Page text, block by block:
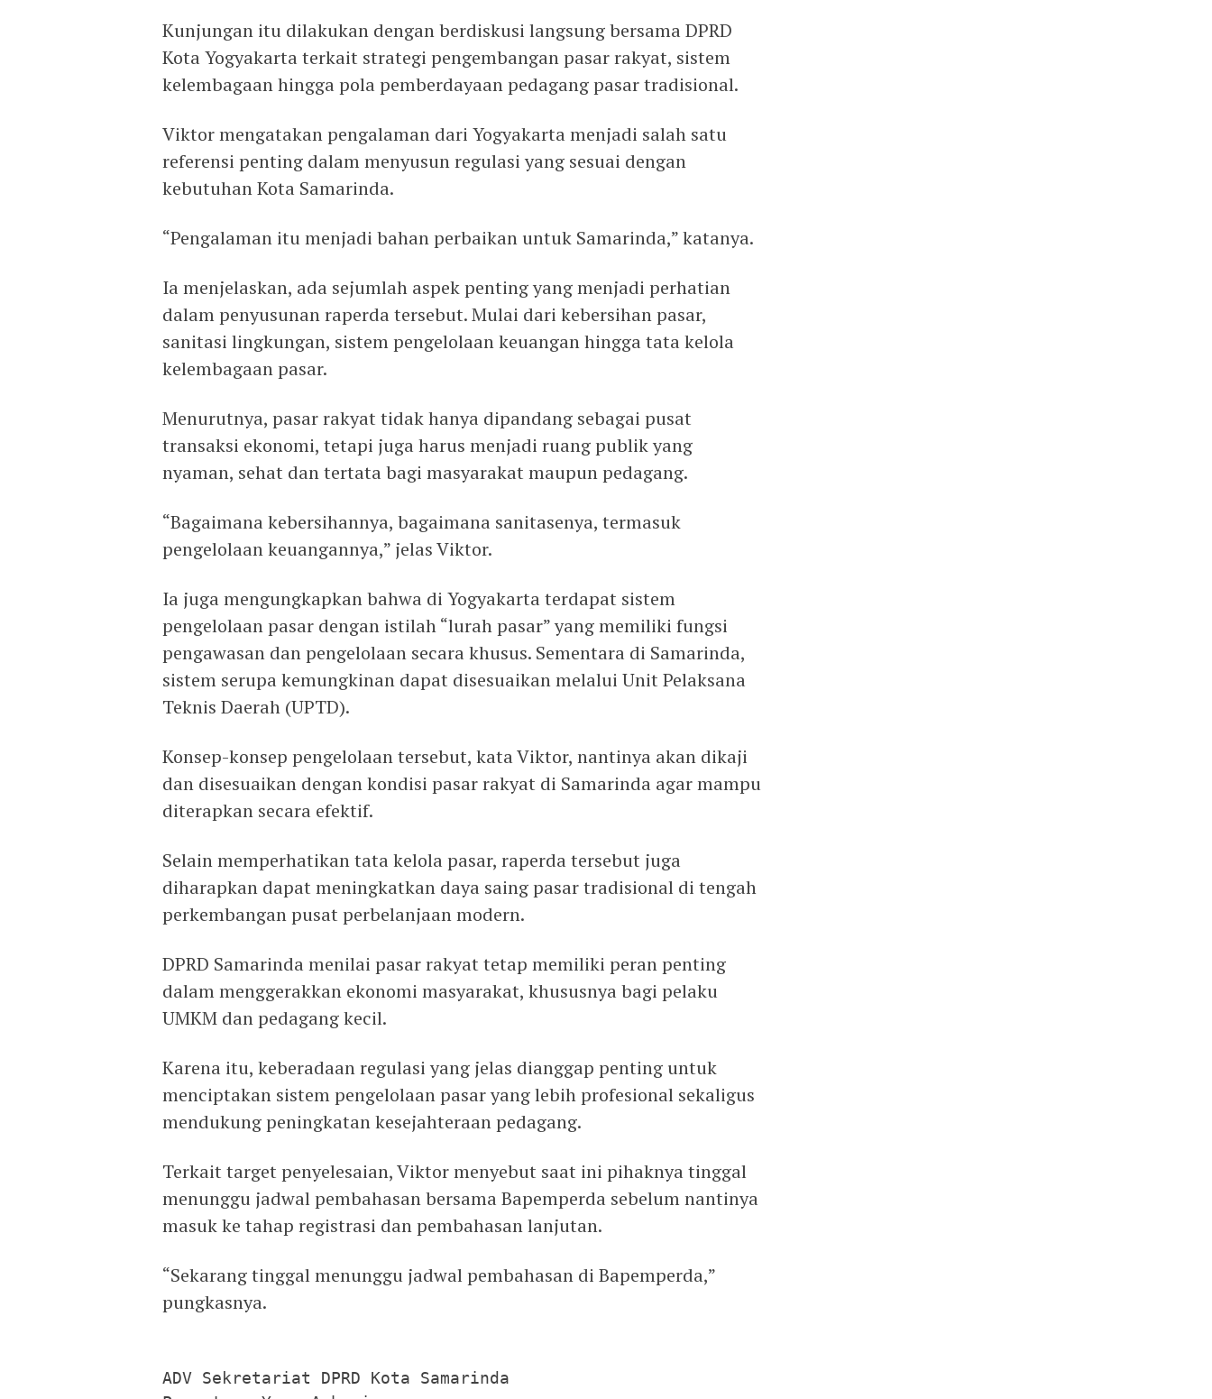
Kunjungan itu dilakukan dengan berdiskusi langsung bersama DPRD
Kota Yogyakarta terkait strategi pengembangan pasar rakyat, sistem
kelembagaan hingga pola pemberdayaan pedagang pasar tradisional.
Viktor mengatakan pengalaman dari Yogyakarta menjadi salah satu
referensi penting dalam menyusun regulasi yang sesuai dengan
kebutuhan Kota Samarinda.
“Pengalaman itu menjadi bahan perbaikan untuk Samarinda,” katanya.
Ia menjelaskan, ada sejumlah aspek penting yang menjadi perhatian
dalam penyusunan raperda tersebut. Mulai dari kebersihan pasar,
sanitasi lingkungan, sistem pengelolaan keuangan hingga tata kelola
kelembagaan pasar.
Menurutnya, pasar rakyat tidak hanya dipandang sebagai pusat
transaksi ekonomi, tetapi juga harus menjadi ruang publik yang
nyaman, sehat dan tertata bagi masyarakat maupun pedagang.
“Bagaimana kebersihannya, bagaimana sanitasenya, termasuk
pengelolaan keuangannya,” jelas Viktor.
Ia juga mengungkapkan bahwa di Yogyakarta terdapat sistem
pengelolaan pasar dengan istilah “lurah pasar” yang memiliki fungsi
pengawasan dan pengelolaan secara khusus. Sementara di Samarinda,
sistem serupa kemungkinan dapat disesuaikan melalui Unit Pelaksana
Teknis Daerah (UPTD).
Konsep-konsep pengelolaan tersebut, kata Viktor, nantinya akan dikaji
dan disesuaikan dengan kondisi pasar rakyat di Samarinda agar mampu
diterapkan secara efektif.
Selain memperhatikan tata kelola pasar, raperda tersebut juga
diharapkan dapat meningkatkan daya saing pasar tradisional di tengah
perkembangan pusat perbelanjaan modern.
DPRD Samarinda menilai pasar rakyat tetap memiliki peran penting
dalam menggerakkan ekonomi masyarakat, khususnya bagi pelaku
UMKM dan pedagang kecil.
Karena itu, keberadaan regulasi yang jelas dianggap penting untuk
menciptakan sistem pengelolaan pasar yang lebih profesional sekaligus
mendukung peningkatan kesejahteraan pedagang.
Terkait target penyelesaian, Viktor menyebut saat ini pihaknya tinggal
menunggu jadwal pembahasan bersama Bapemperda sebelum nantinya
masuk ke tahap registrasi dan pembahasan lanjutan.
“Sekarang tinggal menunggu jadwal pembahasan di Bapemperda,”
pungkasnya.
ADV Sekretariat DPRD Kota Samarinda